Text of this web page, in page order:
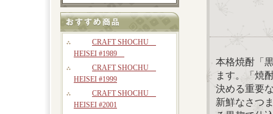
CRAFT SHOCHU
HEISEI #1989
CRAFT SHOCHU
HEISEI #1999
CRAFT SHOCHU
HEISEI #2001
本格焼酎「
ます。「焼
決める重要
新鮮なさつ